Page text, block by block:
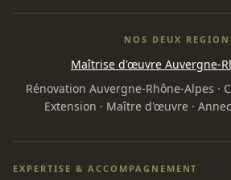
NOS DEUX
Maîtrise d'œuvre Auvergne-
Rénovation Auvergne-Rhône-Alpes ·
Extension · Maître d'œuvre ·
EXPERTISE & ACCOMPAGNEMENT